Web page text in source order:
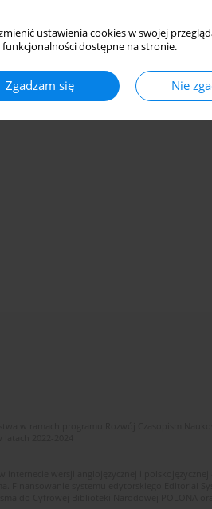
ustawienia cookies w swojej
dostępne na stronie.
Zgadzam się Nie